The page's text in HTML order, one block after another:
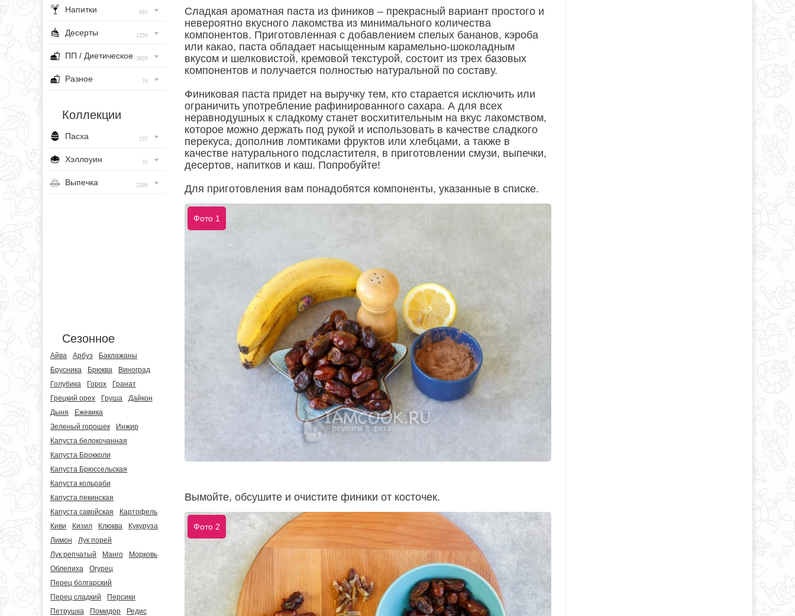
Напитки 491
Десерты 1256
ПП / Диетическое 3929
Разное 76
Коллекции
Пасха 237
Хэллоуин 31
Выпечка 1296
Сезонное
Айва Арбуз
Баклажаны
Брусника
Брюква
Виноград
Голубика
Горох
Гранат
Грецкий орех
Груша
Дайкон
Дыня
Ежевика
Зеленый горошек
Инжир
Капуста белокочанная
Капуста Брокколи
Капуста Брюссельская
Капуста кольраби
Капуста пекинская
Капуста савойская
Картофель
Киви
Кизил Клюква
Кукуруза
Лимон
Лук порей
Лук репчатый
Манго
Морковь
Облепиха
Огурец
Перец болгарский
Перец сладкий
Персики
Петрушка
Помидор
Редис
Сладкая ароматная паста из фиников – прекрасный вариант простого и
невероятно вкусного лакомства из минимального количества
компонентов. Приготовленная с добавлением спелых бананов, кэроба
или какао, паста обладает насыщенным карамельно-шоколадным
вкусом и шелковистой, кремовой текстурой, состоит из трех базовых
компонентов и получается полностью натуральной по составу.
Финиковая паста придет на выручку тем, кто старается исключить или
ограничить употребление рафинированного сахара. А для всех
неравнодушных к сладкому станет восхитительным на вкус лакомством,
которое можно держать под рукой и использовать в качестве сладкого
перекуса, дополнив ломтиками фруктов или хлебцами, а также в
качестве натурального подсластителя, в приготовлении смузи, выпечки,
десертов, напитков и каш. Попробуйте!
Для приготовления вам понадобятся компоненты, указанные в списке.
Фото 1
Вымойте, обсушите и очистите финики от косточек.
Фото 2